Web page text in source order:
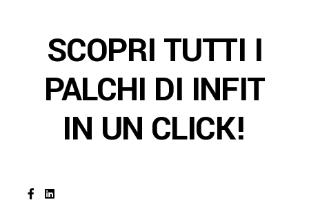
SCOPRI TUTTI I
PALCHI DI INFIT
IN UN CLICK!